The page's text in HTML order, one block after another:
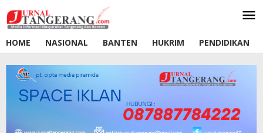
ke
konten
HOME
NASIONAL BANTEN HUKRIM PENDIDIKAN